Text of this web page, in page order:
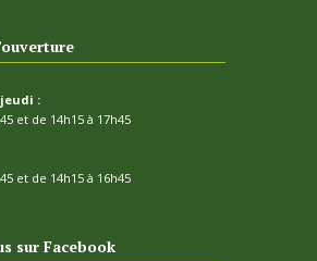
:
et de 14h15 à 17h45
et de 14h15 à 16h45
sur Facebook